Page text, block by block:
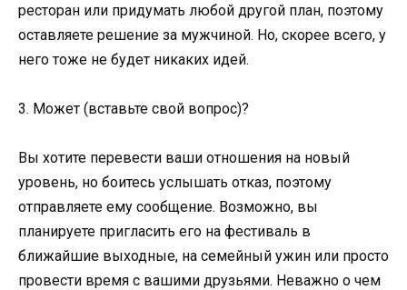
ресторан или придумать любой другой план, поэтому
оставляете решение за мужчиной. Но, скорее всего, у
него тоже не будет никаких идей.
3. Может (вставьте свой вопрос)?
Вы хотите перевести ваши отношения на новый
уровень, но боитесь услышать отказ, поэтому
отправляете ему сообщение. Возможно, вы
планируете пригласить его на фестиваль в
ближайшие выходные, на семейный ужин или просто
провести время с вашими друзьями. Неважно о чем